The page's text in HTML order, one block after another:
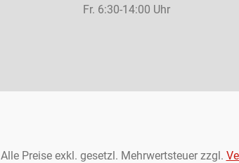
Fr. 6:30-14:00 Uhr
Alle Preise exkl. gesetzl. Mehrwertsteuer zzgl.